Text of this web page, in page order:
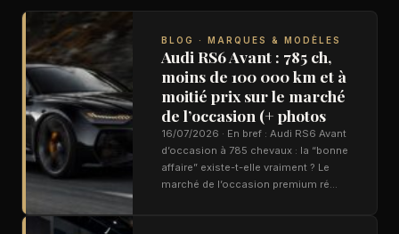
BLOG · MARQUES & MODÈLES
Audi RS6 Avant : 785 ch,
moins de 100 000 km et à
moitié prix sur le marché
de l’occasion (+ photos
16/07/2026 · En bref : Audi RS6 Avant
d’occasion à 785 chevaux : la “bonne
affaire” existe-t-elle vraiment ? Le
marché de l’occasion premium ré…